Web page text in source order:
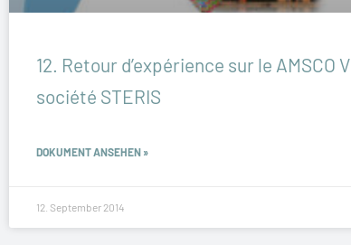
12. Retour d’expérience sur le AMSCO
société STERIS
DOKUMENT ANSEHEN »
12. September 2014